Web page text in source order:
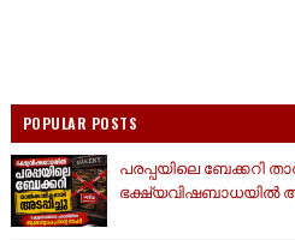
POPULAR POSTS
പരപ്പയിലെ ബേക്കറി
ഭക്ഷ്യവിഷബാധയിൽ